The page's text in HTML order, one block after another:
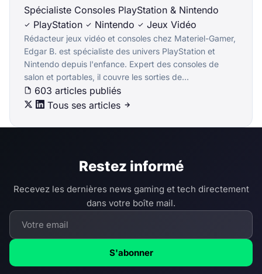
Spécialiste Consoles PlayStation & Nintendo
PlayStation
Nintendo Jeux Vidéo
Rédacteur jeux vidéo et consoles chez Materiel-Gamer,
Edgar B. est spécialiste des univers PlayStation et
Nintendo depuis l'enfance. Expert des consoles de
salon et portables, il couvre les sorties de...
603 articles publiés
Tous ses articles
Restez informé
Recevez les dernières news gaming et tech directement
dans votre boîte mail.
S'abonner